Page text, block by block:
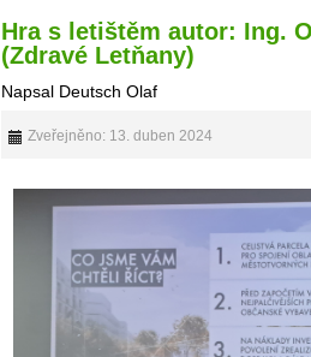
Hra s letištěm autor: Ing.
(Zdravé Letňany)
Napsal Deutsch Olaf
Zveřejněno: 13. duben 2024